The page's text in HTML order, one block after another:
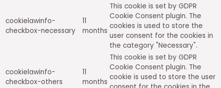
cookielawinfo-
checkbox-necessary
11
months
This cookie is set by GDPR
Cookie Consent plugin. The
cookies is used to store the
user consent for the cookies in
the category "Necessary".
cookielawinfo-
checkbox-others
11
months
This cookie is set by GDPR
Cookie Consent plugin. The
cookie is used to store the user